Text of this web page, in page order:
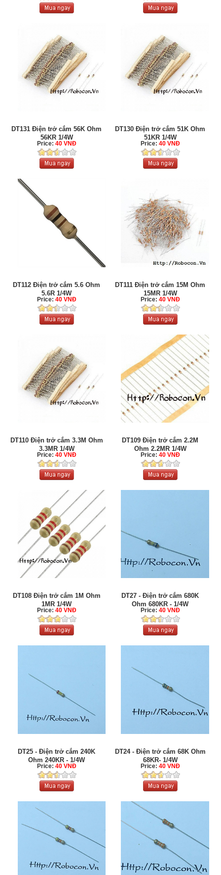
DT131 Điện trở cắm 56K Ohm
56KR 1/4W
Price: 40 VNĐ
DT130 Điện trở cắm 51K Ohm
51KR 1/4W
Price: 40 VNĐ
DT112 Điện trở cắm 5.6 Ohm
5.6R 1/4W
Price: 40 VNĐ
DT111 Điện trở cắm 15M Ohm
15MR 1/4W
Price: 40 VNĐ
DT110 Điện trở cắm 3.3M Ohm
3.3MR 1/4W
Price: 40 VNĐ
DT109 Điện trở cắm 2.2M
Ohm 2.2MR 1/4W
Price: 40 VNĐ
DT108 Điện trở cắm 1M Ohm
1MR 1/4W
Price: 40 VNĐ
DT27 - Điện trở cắm 680K
Ohm 680KR - 1/4W
Price: 40 VNĐ
DT25 - Điện trở cắm 240K
Ohm 240KR - 1/4W
Price: 40 VNĐ
DT24 - Điện trở cắm 68K Ohm
68KR- 1/4W
Price: 40 VNĐ